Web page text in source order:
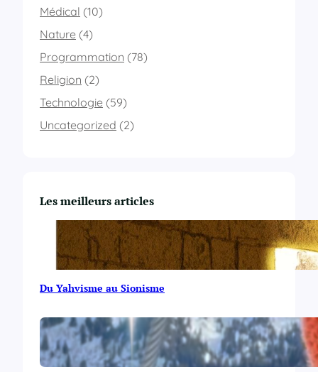
Médical (10)
Nature (4)
Programmation (78)
Religion (2)
Technologie (59)
Uncategorized (2)
Les meilleurs articles
Du Yahvisme au Sionisme